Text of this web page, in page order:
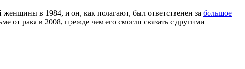
в 1984, и он, как полагают, был ответственен за большое
от рака в 2008, прежде чем его смогли связать с другими